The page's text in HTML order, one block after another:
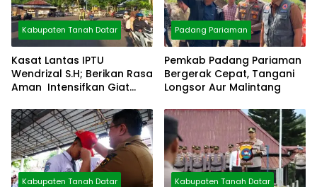
Kabupaten Tanah Datar
Kasat Lantas IPTU
Wendrizal S.H; Berikan Rasa
Aman Intensifkan Giat
Padang Pariaman
Pemkab Padang Pariaman
Bergerak Cepat, Tangani
Longsor Aur Malintang
Kabupaten Tanah Datar Kabupaten Tanah Datar